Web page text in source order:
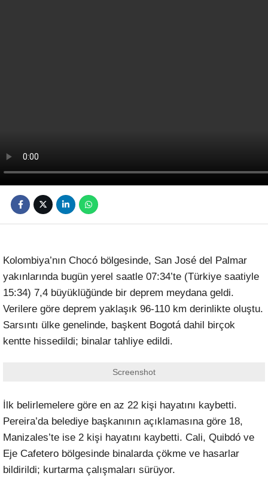
Kolombiya’nın Chocó bölgesinde, San José del Palmar
yakınlarında bugün yerel saatle 07:34’te (Türkiye saatiyle
15:34) 7,4 büyüklüğünde bir deprem meydana geldi.
Verilere göre deprem yaklaşık 96-110 km derinlikte oluştu.
Sarsıntı ülke genelinde, başkent Bogotá dahil birçok
kentte hissedildi; binalar tahliye edildi.
Screenshot
İlk belirlemelere göre en az 22 kişi hayatını kaybetti.
Pereira’da belediye başkanının açıklamasına göre 18,
Manizales’te ise 2 kişi hayatını kaybetti. Cali, Quibdó ve
Eje Cafetero bölgesinde binalarda çökme ve hasarlar
bildirildi; kurtarma çalışmaları sürüyor.